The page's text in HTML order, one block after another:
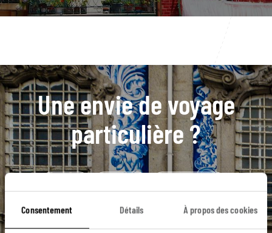
Consentement Détails À propos des cookies
Une envie de voyage
particulière ?
Quartier du Bairro Alto
Albufeira Algarve Cabo de Sao Vicente